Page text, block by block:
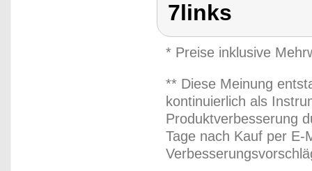
7links
* Preise inklusive
** Diese Meinung
kontinuierlich als
Produktverbesserung
Tage nach Kauf per E-